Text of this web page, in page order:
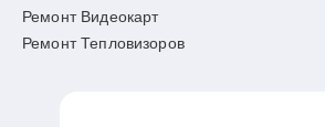
Ремонт Видеокарт
Ремонт Тепловизоров